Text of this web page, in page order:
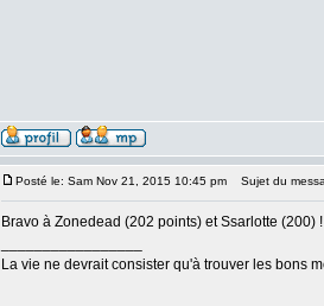
Posté le: Sam Nov 21, 2015 10:45 pm Sujet du
Bravo à Zonedead (202 points) et Ssarlotte (200) !
La vie ne devrait consister qu'à trouver les bons